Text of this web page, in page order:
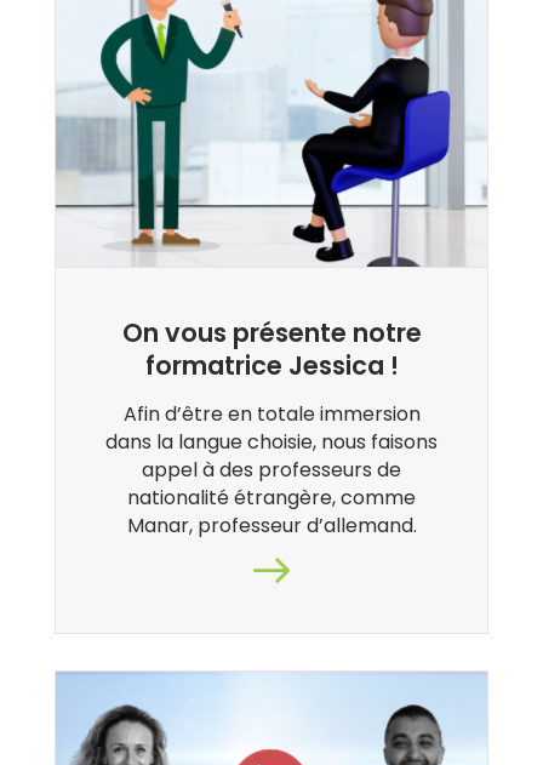
On vous présente notre
formatrice Jessica !
Afin d’être en totale immersion
dans la langue choisie, nous faisons
appel à des professeurs de
nationalité étrangère, comme
Manar, professeur d’allemand.